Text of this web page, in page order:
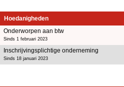
Hoedanigheden
Onderworpen aan btw
Sinds 1 februari 2023
Inschrijvingsplichtige onderneming
Sinds 18 januari 2023